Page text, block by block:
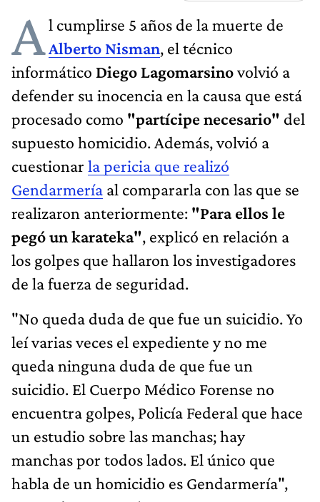
Al cumplirse 5 años de la muerte de
Alberto Nisman, el técnico
informático Diego Lagomarsinovolvió a
defender su inocencia en la causa que está
procesado como "partícipe necesario" del
supuesto homicidio. Además, volvió a
cuestionar la pericia que realizó
Gendarmería al compararla con las que se
realizaron anteriormente: "Para ellos le
pegó un karateka", explicó en relación a
los golpes que hallaron los investigadores
de la fuerza de seguridad.
"No queda duda de que fue un suicidio. Yo
leí varias veces el expediente y no me
queda ninguna duda de que fue un
suicidio. El Cuerpo Médico Forense no
encuentra golpes, Policía Federal que hace
un estudio sobre las manchas; hay
manchas por todos lados. El único que
habla de un homicidio es Gendarmería",